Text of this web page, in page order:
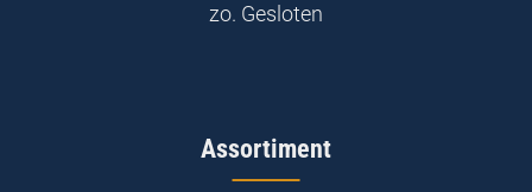
zo. Gesloten
Assortiment